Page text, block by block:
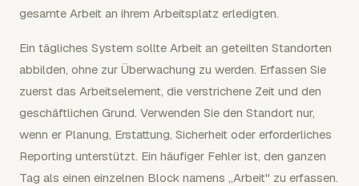
gesamte Arbeit an ihrem Arbeitsplatz erledigten.
Ein tägliches System sollte Arbeit an geteilten Standorten
abbilden, ohne zur Überwachung zu werden. Erfassen Sie
zuerst das Arbeitselement, die verstrichene Zeit und den
geschäftlichen Grund. Verwenden Sie den Standort nur,
wenn er Planung, Erstattung, Sicherheit oder erforderliches
Reporting unterstützt. Ein häufiger Fehler ist, den ganzen
Tag als einen einzelnen Block namens „Arbeit" zu erfassen.